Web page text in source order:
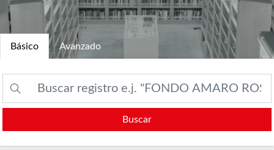
Básico Avanzado
Buscar